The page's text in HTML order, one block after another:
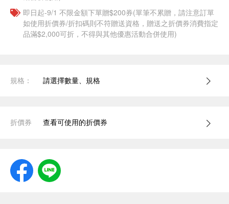
即日起-9/1 不限金額下單贈$200券(單筆不累贈，請注意訂單
如使用折價券/折扣碼則不符贈送資格，贈送之折價券消費指定
品滿$2,000可折，不得與其他優惠活動合併使用)
規格： 請選擇數量、規格
折價券 查看可使用的折價券